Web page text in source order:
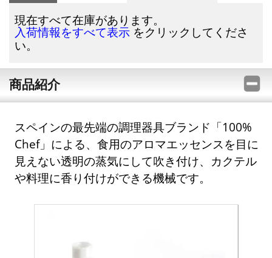
現在すべて在庫があります。
入荷情報をすべて表示 をクリックしてくださ
い。
商品紹介
スペインの最先端の調理器具ブランド「100%
Chef」による、食用のアロマエッセンスを目に
見えない透明の蒸気にして吹き付け、カクテル
や料理に香り付けができる機械です。